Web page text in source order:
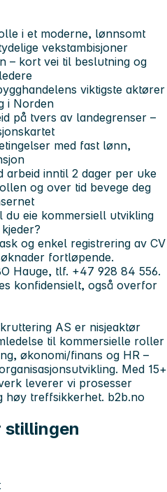
i et moderne, lønnsomt
vekstambisjoner
– kort vei til beslutning og
viktigste aktører
i Norden
på tvers av landegrenser –
med fast lønn,
arbeid inntil 2 dager per uke
og over tid bevege deg
du eie kommersiell utvikling
og enkel registrering av CV
fortløpende.
Hauge, tlf. +47 928 84 556.
konfidensielt, også overfor
AS er nisjeaktør
til kommersielle roller
økonomi/finans og HR –
Med 15+
leverer vi prosesser
høy treffsikkerhet. b2b.no
stillingen